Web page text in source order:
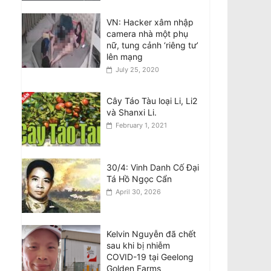
President of the
Socialist Republic of
Vietnam
August 6, 2026
tốc độ 8.690 km/h
August 6, 2026
cần quan tâm đến đột
quỵ?
August 6, 2026
VN: Hacker xâm nhập
camera nhà một phụ
nữ, tung cảnh ‘riêng tư’
lên mạng
July 25, 2020
Cây Táo Tàu loại Li, Li2
và Shanxi Li.
February 1, 2021
30/4: Vinh Danh Cố Đại
Tá Hồ Ngọc Cẩn
April 30, 2026
Kelvin Nguyễn đã chết
sau khi bị nhiễm
COVID-19 tại Geelong
Golden Farms